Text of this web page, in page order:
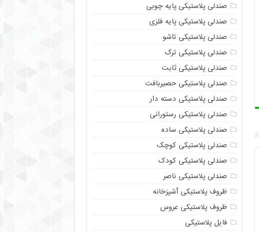
صندلی پلاستیکی پایه چوبی
صندلی پلاستیکی پایه فلزی
صندلی پلاستیکی تاشو
صندلی پلاستیکی ترک
صندلی پلاستیکی ثابت
صندلی پلاستیکی حصیربافت
صندلی پلاستیکی دسته دار
صندلی پلاستیکی رستورانی
صندلی پلاستیکی ساده
صندلی پلاستیکی کوچک
صندلی پلاستیکی کودک
صندلی پلاستیکی ناصر
ظروف پلاستیکی آشپزخانه
ظروف پلاستیکی عروس
فایل پلاستیکی